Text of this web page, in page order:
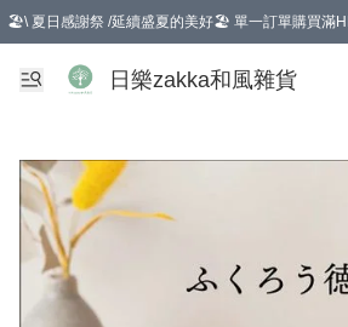
🏖️\ 夏日感謝祭 /延續盛夏的美好🏖️ 單一訂單購買滿
選擇GoGoX住宅/工商地址配送，單一訂單消費購
日樂zakka和風雜貨